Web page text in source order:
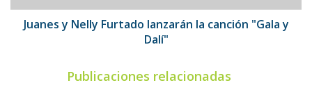
y
Dalí"Juanes y Nelly Furtado lanzarán la canción "Gala y
Dalí"
Publicaciones relacionadas